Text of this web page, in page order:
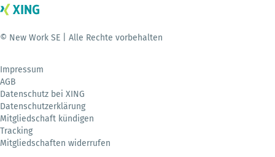
© New Work SE | Alle Rechte vorbehalten
Impressum
AGB
Datenschutz bei XING
Datenschutzerklärung
Mitgliedschaft kündigen
Tracking
Mitgliedschaften widerrufen